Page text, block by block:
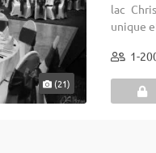
(21)
lac
unique
1-